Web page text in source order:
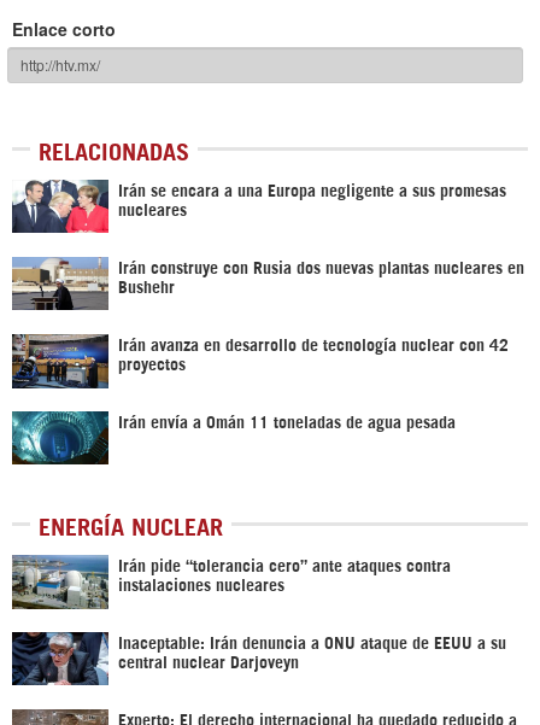
Enlace corto
RELACIONADAS
Irán se encara a una Europa negligente a sus promesas
nucleares
Irán construye con Rusia dos nuevas plantas nucleares en
Bushehr
Irán avanza en desarrollo de tecnología nuclear con 42
proyectos
Irán envía a Omán 11 toneladas de agua pesada
ENERGÍA NUCLEAR
Irán pide “tolerancia cero” ante ataques contra
instalaciones nucleares
Inaceptable: Irán denuncia a ONU ataque de EEUU a su
central nuclear Darjoveyn
Experto: El derecho internacional ha quedado reducido a